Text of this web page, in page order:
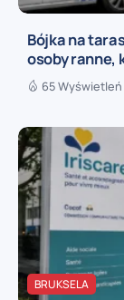
Bójka na
osoby ranne,
65 Wyświetleń
BRUKSELA